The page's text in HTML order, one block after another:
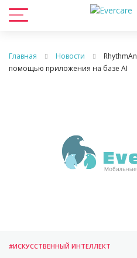
Главная Новости
помощью приложения на базе AI
#ИСКУССТВЕННЫЙ ИНТЕЛЛЕКТ